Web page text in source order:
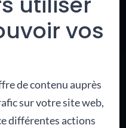
vos
de contenu auprès
sur votre site web,
différentes actions